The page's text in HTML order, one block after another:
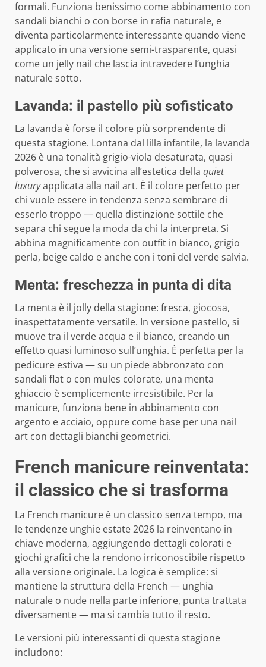
formali. Funziona benissimo come abbinamento con
sandali bianchi o con borse in rafia naturale, e
diventa particolarmente interessante quando viene
applicato in una versione semi-trasparente, quasi
come un jelly nail che lascia intravedere l’unghia
naturale sotto.
Lavanda: il pastello più sofisticato
La lavanda è forse il colore più sorprendente di
questa stagione. Lontana dal lilla infantile, la lavanda
2026 è una tonalità grigio-viola desaturata, quasi
polverosa, che si avvicina all’estetica della quiet
luxuryapplicata alla nail art. È il colore perfetto per
chi vuole essere in tendenza senza sembrare di
esserlo troppo — quella distinzione sottile che
separa chi segue la moda da chi la interpreta. Si
abbina magnificamente con outfit in bianco, grigio
perla, beige caldo e anche con i toni del verde salvia.
Menta: freschezza in punta di dita
La menta è il jolly della stagione: fresca, giocosa,
inaspettatamente versatile. In versione pastello, si
muove tra il verde acqua e il bianco, creando un
effetto quasi luminoso sull’unghia. È perfetta per la
pedicure estiva — su un piede abbronzato con
sandali flat o con mules colorate, una menta
ghiaccio è semplicemente irresistibile. Per la
manicure, funziona bene in abbinamento con
argento e acciaio, oppure come base per una nail
art con dettagli bianchi geometrici.
French manicure reinventata:
il classico che si trasforma
La French manicure è un classico senza tempo, ma
le tendenze unghie estate 2026 la reinventano in
chiave moderna, aggiungendo dettagli colorati e
giochi grafici che la rendono irriconoscibile rispetto
alla versione originale. La logica è semplice: si
mantiene la struttura della French — unghia
naturale o nude nella parte inferiore, punta trattata
diversamente — ma si cambia tutto il resto.
Le versioni più interessanti di questa stagione
includono: